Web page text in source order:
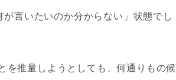
が言いたいのか分からない」状態でし
を推量しようとしても、何通りもの候